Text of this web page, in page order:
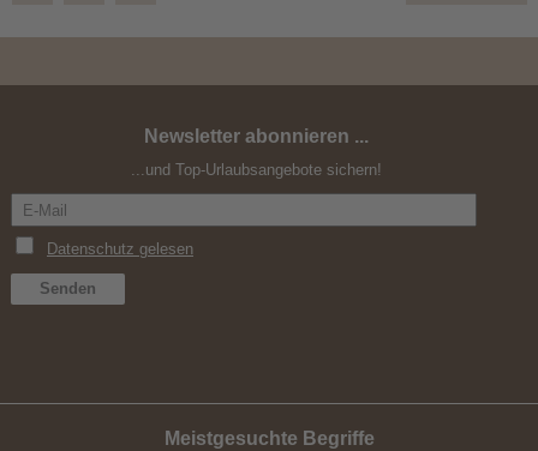
Kurzurlaub im September
Newsletter abonnieren ...
...und Top-Urlaubsangebote sichern!
Meistgesuchte Begriffe